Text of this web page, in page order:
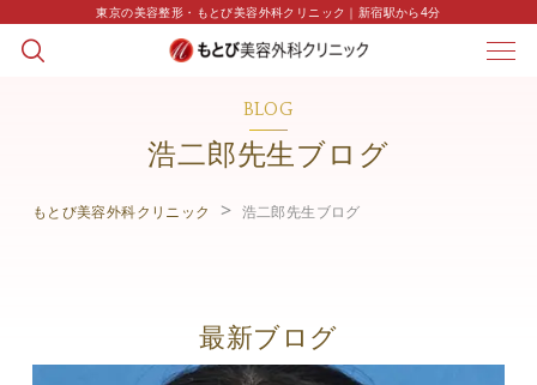
東京の美容整形・もとび美容外科クリニック｜新宿駅から4分
BLOG
浩二郎先生ブログ
もとび美容外科クリニック 浩二郎先生ブログ
最新ブログ